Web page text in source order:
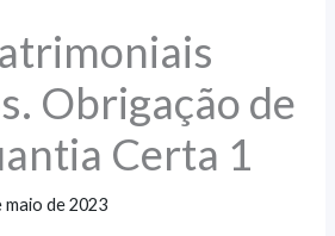
Obrigação de
Certa 1
maio de 2023